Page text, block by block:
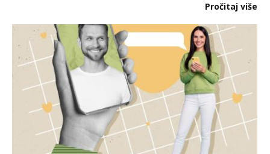
i brojni krivotvoreni proizvodi, nepouzdane internetske
Pročitaj više